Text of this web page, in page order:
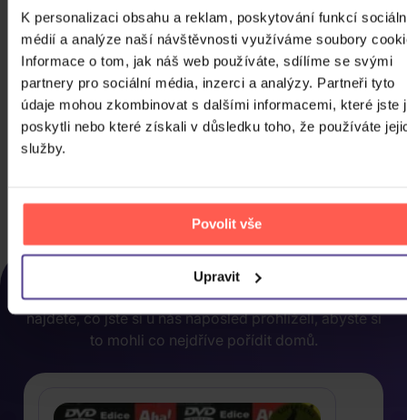
K personalizaci obsahu a reklam, poskytování funkcí
médií a analýze naší návštěvnosti využíváme soubory
Informace o tom, jak náš web používáte, sdílíme se svými
partnery pro sociální média, inzerci a analýzy. Partneři tyto
údaje mohou zkombinovat s dalšími informacemi, které jste
poskytli nebo které získali v důsledku toho, že používáte
služby.
Povolit vše
Upravit
Anděl Páně 2
NAPOSLEDY ZOBRAZENÉ
Rozhodli jste se nakonec pro něco jiného? Tady
najdete, co jste si u nás naposled prohlíželi, abyste si
to mohli co nejdříve pořídit domů.